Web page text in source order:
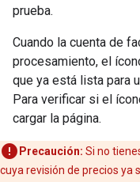
prueba.
Cuando la cuenta de
procesamiento, el
que ya está lista para
Para verificar si el
cargar la página.
Precaución: Si no
cuya revisión de precios ya